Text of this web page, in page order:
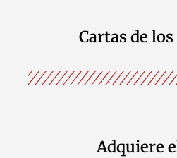
Cartas de
Adquiere